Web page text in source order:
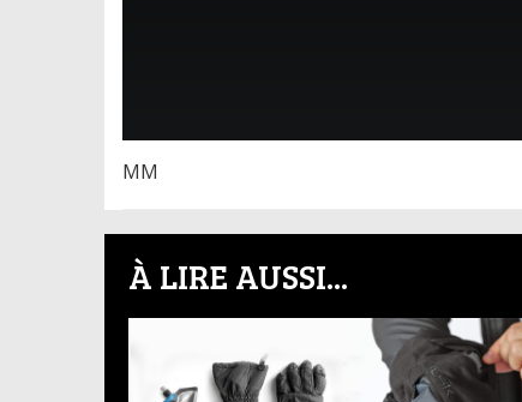
MM
À LIRE AUSSI...